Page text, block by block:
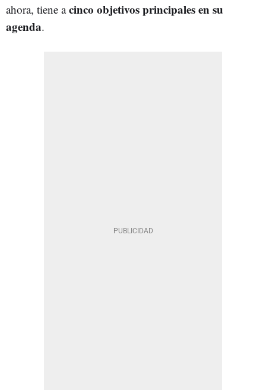
ahora, tiene acinco objetivos principales en su
agenda.